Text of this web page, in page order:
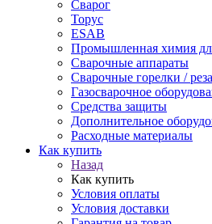
Сварог
Торус
ESAB
Промышленная химия
Сварочные аппараты
Сварочные горелки /
Газосварочное
Средства защиты
Дополнительное
Расходные материалы
Как купить
Назад
Как купить
Условия оплаты
Условия доставки